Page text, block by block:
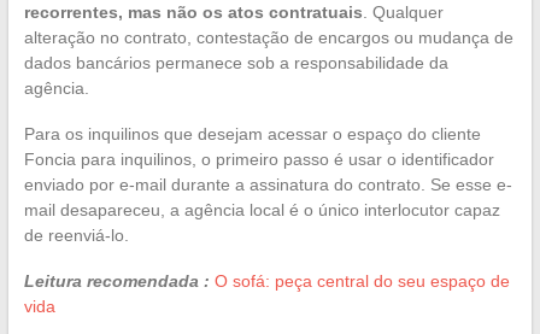
recorrentes, mas não os atos contratuais . Qualquer
alteração no contrato, contestação de encargos ou mudança de
dados bancários permanece sob a responsabilidade da
agência.
Para os inquilinos que desejam acessar o espaço do cliente
Foncia para inquilinos, o primeiro passo é usar o identificador
enviado por e-mail durante a assinatura do contrato. Se esse e-
mail desapareceu, a agência local é o único interlocutor capaz
de reenviá-lo.
Leitura recomendada : O sofá: peça central do seu espaço de
vida